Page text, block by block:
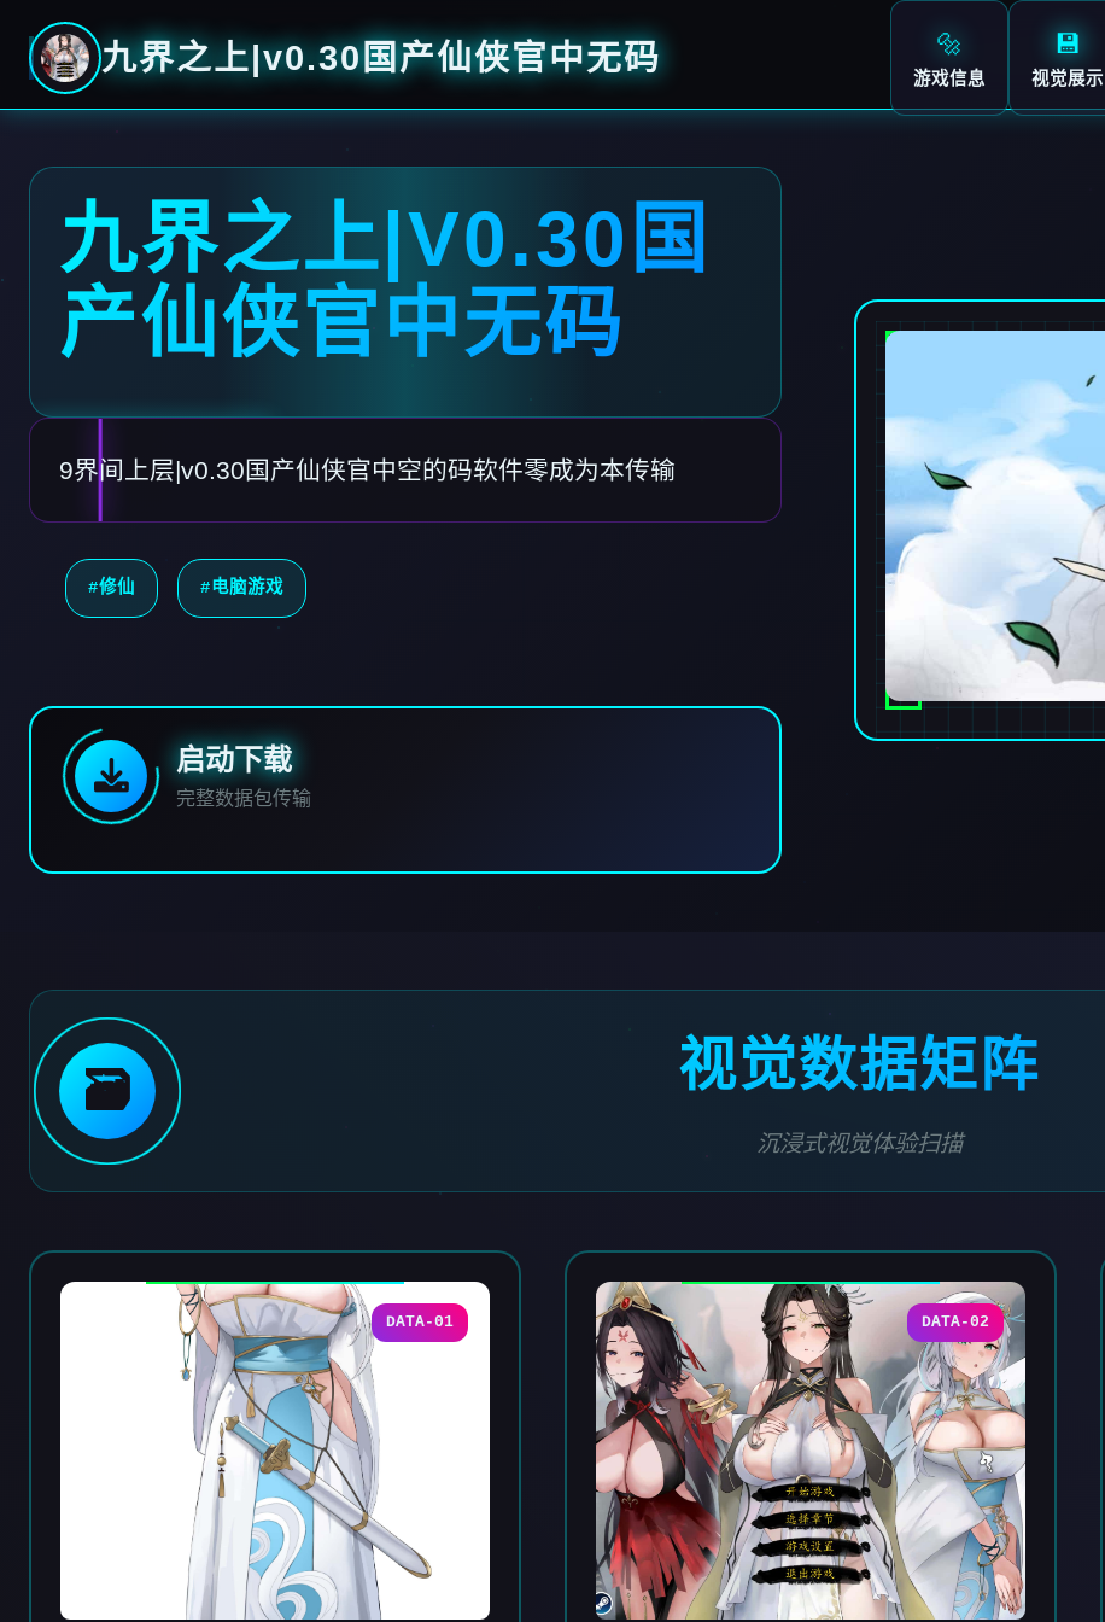
九界之上|v0.30国产仙侠官中无码 🔩
游戏信息
💾
视觉展示
九界之上|V0.30国
产仙侠官中无码
9界间上层|v0.30国产仙侠官中空的码软件零成为本传输
#修仙 #电脑游戏
启动下载
完整数据包传输
🗃️ 视觉数据矩阵
沉浸式视觉体验扫描
DATA-01 DATA-02